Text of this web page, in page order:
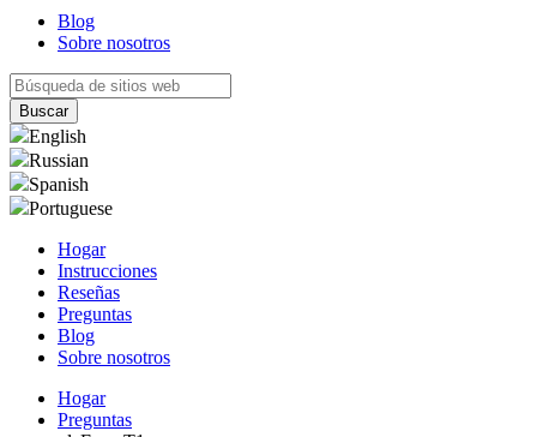
Blog
Sobre nosotros
English
Russian
Spanish
Portuguese
Hogar
Instrucciones
Reseñas
Preguntas
Blog
Sobre nosotros
Hogar
Preguntas